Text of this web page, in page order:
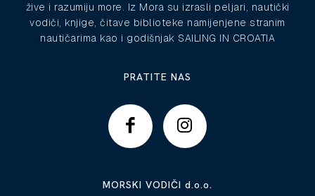
žive i razumiju more. Iz Mora su izrasli peljari, nautički
vodiči, knjige, čitave biblioteke namijenjene stranim
nautičarima kao i godišnjak SAILING IN CROATIA
PRATITE NAS
MORSKI VODIČI d.o.o.